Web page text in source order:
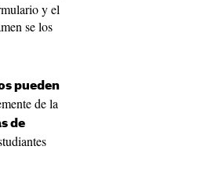
y el
se los
pueden
de la
de